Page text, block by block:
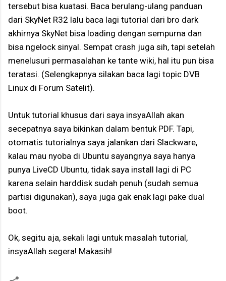
tersebut bisa kuatasi. Baca berulang-ulang panduan
dari SkyNet R32 lalu baca lagi tutorial dari bro dark
akhirnya SkyNet bisa loading dengan sempurna dan
bisa ngelock sinyal. Sempat crash juga sih, tapi setelah
menelusuri permasalahan ke tante wiki, hal itu pun bisa
teratasi. (Selengkapnya silakan baca lagi topic DVB
Linux di Forum Satelit).
Untuk tutorial khusus dari saya insyaAllah akan
secepatnya saya bikinkan dalam bentuk PDF. Tapi,
otomatis tutorialnya saya jalankan dari Slackware,
kalau mau nyoba di Ubuntu sayangnya saya hanya
punya LiveCD Ubuntu, tidak saya install lagi di PC
karena selain harddisk sudah penuh (sudah semua
partisi digunakan), saya juga gak enak lagi pake dual
boot.
Ok, segitu aja, sekali lagi untuk masalah tutorial,
insyaAllah segera! Makasih!